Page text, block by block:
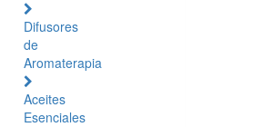
Difusores
de
Aromaterapia
Aceites
Esenciales